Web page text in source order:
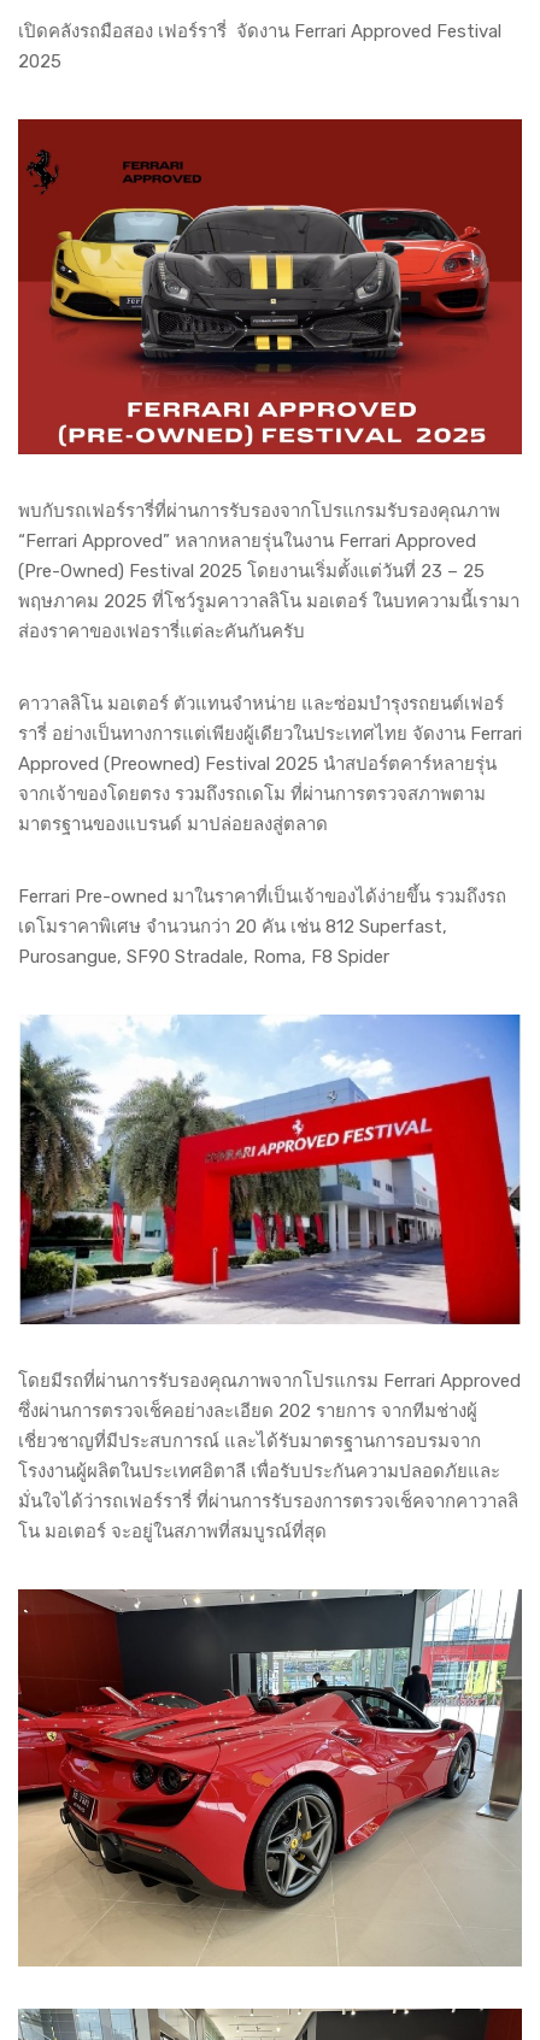
เปิดคลังรถมือสอง เฟอร์รารี่ จัดงาน Ferrari Approved Festival
2025
พบกับรถเฟอร์รารี่ที่ผ่านการรับรองจากโปรแกรมรับรองคุณภาพ
“Ferrari Approved” หลากหลายรุ่นในงาน Ferrari Approved
(Pre-Owned) Festival 2025 โดยงานเริ่มตั้งแต่วันที่ 23 – 25
พฤษภาคม 2025 ที่โชว์รูมคาวาลลิโน มอเตอร์ ในบทความนี้เรามา
ส่องราคาของเฟอรารี่แต่ละคันกันครับ
คาวาลลิโน มอเตอร์ ตัวแทนจำหน่าย และซ่อมบำรุงรถยนต์เฟอร์
รารี่ อย่างเป็นทางการแต่เพียงผู้เดียวในประเทศไทย จัดงาน Ferrari
Approved (Preowned) Festival 2025 นำสปอร์ตคาร์หลายรุ่น
จากเจ้าของโดยตรง รวมถึงรถเดโม ที่ผ่านการตรวจสภาพตาม
มาตรฐานของแบรนด์ มาปล่อยลงสู่ตลาด
Ferrari Pre-owned มาในราคาที่เป็นเจ้าของได้ง่ายขึ้น รวมถึงรถ
เดโมราคาพิเศษ จำนวนกว่า 20 คัน เช่น 812 Superfast,
Purosangue, SF90 Stradale, Roma, F8 Spider
โดยมีรถที่ผ่านการรับรองคุณภาพจากโปรแกรม Ferrari Approved
ซึ่งผ่านการตรวจเช็คอย่างละเอียด 202 รายการ จากทีมช่างผู้
เชี่ยวชาญที่มีประสบการณ์ และได้รับมาตรฐานการอบรมจาก
โรงงานผู้ผลิตในประเทศอิตาลี เพื่อรับประกันความปลอดภัยและ
มั่นใจได้ว่ารถเฟอร์รารี่ ที่ผ่านการรับรองการตรวจเช็คจากคาวาลลิ
โน มอเตอร์ จะอยู่ในสภาพที่สมบูรณ์ที่สุด